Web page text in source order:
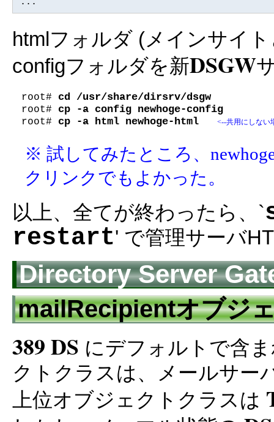
htmlフォルダ (メインサイ
configフォルダを新DSGW
root#
root#
root# cp -a html newhoge-html <--共用にしない
※ 試してみたところ、
クリンクでもよかった。
以上、全てが終わったら、`
restart' で管理サーバ
Directory Server
mailRecipientオブジ
389 DS にデフォルトで含
クトクラスは、メールサー
上位オブジェクトクラスは